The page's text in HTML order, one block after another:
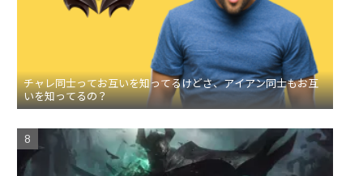
チャレ同士ってお互いを知ってるけどさ、アイアン同士もお互
いを知ってるの？